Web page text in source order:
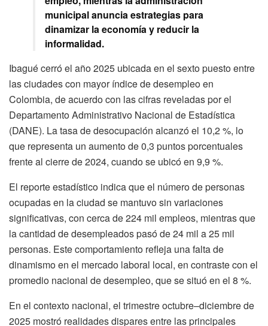
municipal anuncia estrategias para
dinamizar la economía y reducir la
informalidad.
Ibagué cerró el año 2025 ubicada en el sexto puesto entre
las ciudades con mayor índice de desempleo en
Colombia, de acuerdo con las cifras reveladas por el
Departamento Administrativo Nacional de Estadística
(DANE). La tasa de desocupación alcanzó el 10,2 %, lo
que representa un aumento de 0,3 puntos porcentuales
frente al cierre de 2024, cuando se ubicó en 9,9 %.
El reporte estadístico indica que el número de personas
ocupadas en la ciudad se mantuvo sin variaciones
significativas, con cerca de 224 mil empleos, mientras que
la cantidad de desempleados pasó de 24 mil a 25 mil
personas. Este comportamiento refleja una falta de
dinamismo en el mercado laboral local, en contraste con el
promedio nacional de desempleo, que se situó en el 8 %.
En el contexto nacional, el trimestre octubre–diciembre de
2025 mostró realidades dispares entre las principales